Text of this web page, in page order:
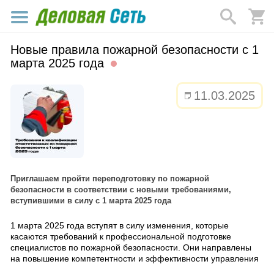
Новые правила пожарной безопасности с 1
марта 2025 года
11.03.2025
Приглашаем пройти переподготовку по пожарной
безопасности в соответствии с новыми требованиями,
вступившими в силу с 1 марта 2025 года
1 марта 2025 года вступят в силу изменения, которые
касаются требований к профессиональной подготовке
специалистов по пожарной безопасности. Они направлены
на повышение компетентности и эффективности управления